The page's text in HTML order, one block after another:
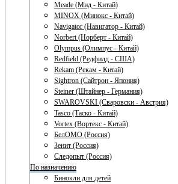
Meade (Мид - Китай)
MINOX (Минокс - Китай)
Navigator (Навигатор - Китай)
Norbert (Норберт - Китай)
Olympus (Олимпус - Китай)
Redfield (Редфилд - США)
Rekam (Рекам - Китай)
Sightron (Сайтрон - Япония)
Steiner (Штайнер - Германия)
SWAROVSKI (Сваровски - Австрия)
Tasco (Таско - Китай)
Vortex (Вортекс - Китай)
БелОМО (Россия)
Зенит (Россия)
Следопыт (Россия)
По назначению
Бинокли для детей